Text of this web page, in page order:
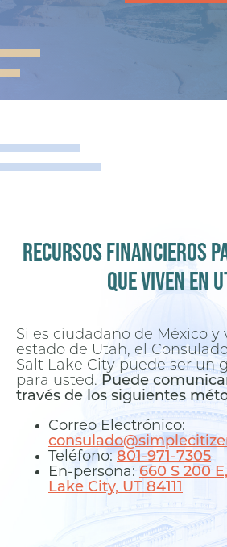
RECURSOS FINANCIEROS
QUE VIVEN EN
Si es ciudadano de México y
estado de Utah, el
Salt Lake City puede ser un
para usted. Puede
través de los siguientes
Correo Electrónico:
Teléfono: 801-971-7305
En-persona: 660 S 200
Lake City, UT 84111